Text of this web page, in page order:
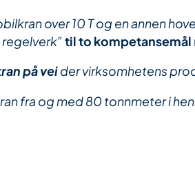
over 10 T og en annen
til to kompetansemål
på veider virksomhetens
fra og med 80 tonnmeter i